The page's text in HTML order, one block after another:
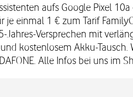
aufs Google Pixel 10a
je einmal 1 € zum Tarif
Jahres-Versprechen mit
kostenlosem Akku-Tausch.
Alle Infos bei uns im